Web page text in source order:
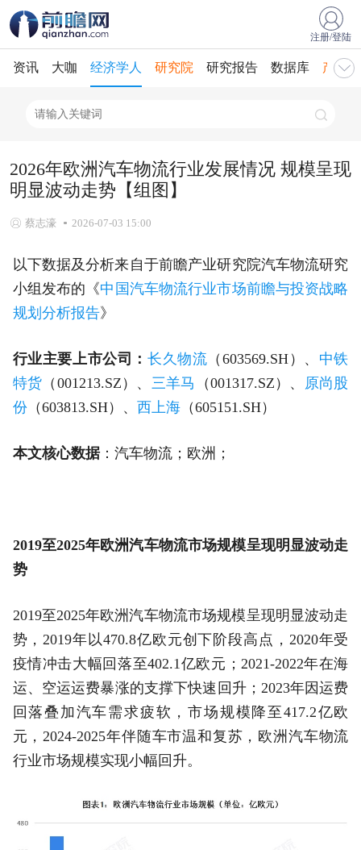
注册/登陆
资讯 大咖 经济学人 研究院 研究报告 数据库 产业
2026年欧洲汽车物流行业发展情况 规模呈现
明显波动走势【组图】
蔡志濠 2026-07-03 15:00
以下数据及分析来自于前瞻产业研究院汽车物流研究
小组发布的《中国汽车物流行业市场前瞻与投资战略
规划分析报告》
行业主要上市公司： 长久物流 （603569.SH）、 中铁
特货 （001213.SZ）、 三羊马 （001317.SZ）、
原尚股
份（603813.SH）、 西上海（605151.SH）
本文核心数据：汽车物流；欧洲；
2019至2025年欧洲汽车物流市场规模呈现明显波动走
势
2019至2025年欧洲汽车物流市场规模呈现明显波动走
势，2019年以470.8亿欧元创下阶段高点，2020年受
疫情冲击大幅回落至402.1亿欧元；2021-2022年在海
运、空运运费暴涨的支撑下快速回升；2023年因运费
回落叠加汽车需求疲软，市场规模降至417.2亿欧
元，2024-2025年伴随车市温和复苏，欧洲汽车物流
行业市场规模实现小幅回升。